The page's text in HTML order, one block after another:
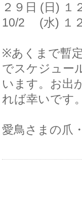
２９日 (日) １
10/2 (水) １
※あくまで暫
でスケジュー
います。お出
れば幸いです
愛鳥さまの爪